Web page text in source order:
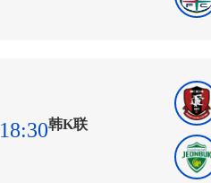
18:30韩K联